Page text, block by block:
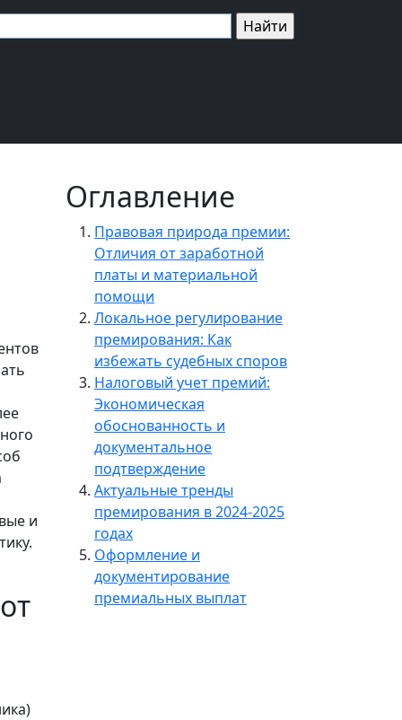
и
Оглавление
Правовая природа премии:
Отличия от заработной
платы и материальной
помощи
Локальное регулирование
премирования: Как
избежать судебных споров
Налоговый учет премий:
Экономическая
обоснованность и
документальное
подтверждение
Актуальные тренды
премирования в 2024-2025
годах
Оформление и
документирование
премиальных выплат